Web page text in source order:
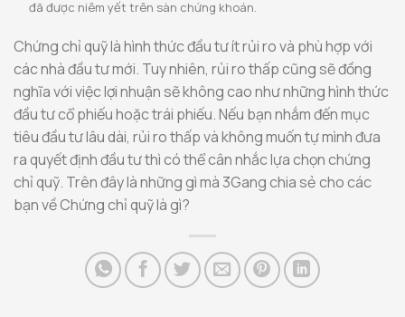
đã được niêm yết trên sàn chứng khoán.
Chứng chỉ quỹ là hình thức đầu tư ít rủi ro và phù hợp với
các nhà đầu tư mới. Tuy nhiên, rủi ro thấp cũng sẽ đồng
nghĩa với việc lợi nhuận sẽ không cao như những hình thức
đầu tư cổ phiếu hoặc trái phiếu. Nếu bạn nhắm đến mục
tiêu đầu tư lâu dài, rủi ro thấp và không muốn tự mình đưa
ra quyết định đầu tư thì có thể cân nhắc lựa chọn chứng
chỉ quỹ. Trên đây là những gì mà 3Gang chia sẻ cho các
bạn về Chứng chỉ quỹ là gì?